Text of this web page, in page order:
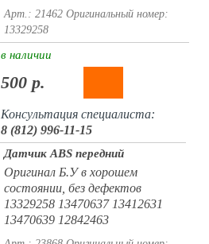
Арт.: 21462 Оригинальный номер:
13329258
в наличии
500 р.
Консультация специалиста:
8 (812) 996-11-15
Датчик ABS передний
Оригинал Б.У в хорошем
состоянии, без дефектов
13329258 13470637 13412631
13470639 12842463